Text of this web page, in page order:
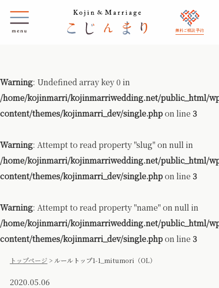
無料ご相談 予約
Warning: Undefined array key 0 in
/home/kojinmarri/kojinmarriwedding.net/public_html/
content/themes/kojinmarri_dev/single.phpon line 3
Warning: Attempt to read property "slug" on null in
/home/kojinmarri/kojinmarriwedding.net/public_html/
content/themes/kojinmarri_dev/single.phpon line 3
Warning: Attempt to read property "name" on null in
/home/kojinmarri/kojinmarriwedding.net/public_html/
content/themes/kojinmarri_dev/single.phpon line 3
トップページ > ルールトップ1-1_mitumori（OL）
2020.05.06